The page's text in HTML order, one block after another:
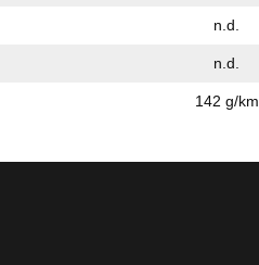
n.d.
n.d.
142 g/km